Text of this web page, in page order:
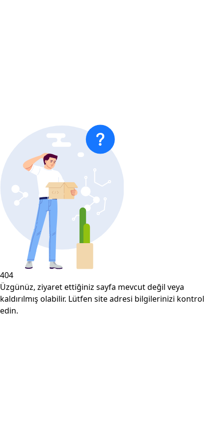
404
Üzgünüz, ziyaret ettiğiniz sayfa mevcut değil veya
kaldırılmış olabilir. Lütfen site adresi bilgilerinizi kontrol
edin.